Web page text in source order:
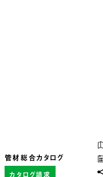
管材総合カタログ
カタログ請求